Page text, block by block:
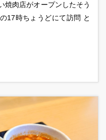
焼肉店がオープンしたそう
17時ちょうどにて訪問 と